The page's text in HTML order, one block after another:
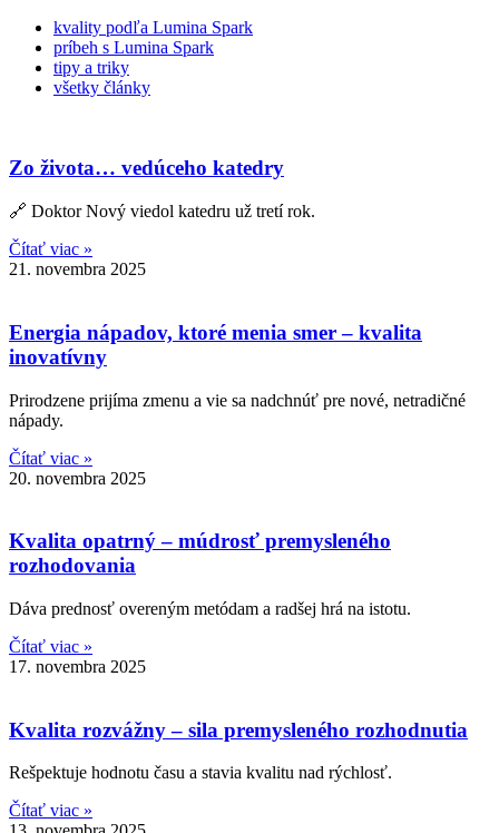
kvality podľa Lumina Spark
príbeh s Lumina Spark
tipy a triky
všetky články
Zo života… vedúceho katedry
🔗 Doktor Nový viedol katedru už tretí rok.
Čítať viac »
21. novembra 2025
Energia nápadov, ktoré menia smer – kvalita
inovatívny
Prirodzene prijíma zmenu a vie sa nadchnúť pre nové, netradičné
nápady.
Čítať viac »
20. novembra 2025
Kvalita opatrný – múdrosť premysleného
rozhodovania
Dáva prednosť overeným metódam a radšej hrá na istotu.
Čítať viac »
17. novembra 2025
Kvalita rozvážny – sila premysleného rozhodnutia​​
Rešpektuje hodnotu času a stavia kvalitu nad rýchlosť.
Čítať viac »